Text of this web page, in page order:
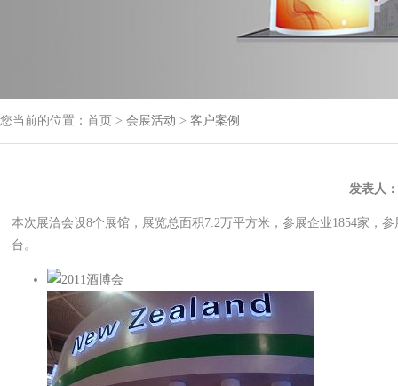
您当前的位置：首页 > 会展活动 > 客户案例
发表人：
本次展洽会设8个展馆，展览总面积7.2万平方米，参展企业1854家，
台。